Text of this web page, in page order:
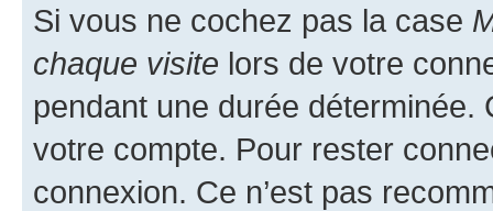
Si vous ne cochez pas la case
chaque visite lors de votre
pendant une durée déterminée.
votre compte. Pour rester
connexion. Ce n’est pas